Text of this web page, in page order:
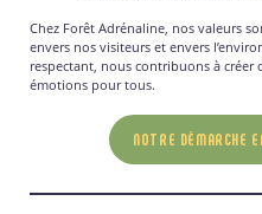
Chez Forêt Adrénaline, nos valeurs
envers nos visiteurs et envers
respectant, nous contribuons à créer
émotions pour tous.
NOTRE DÉMARCHE